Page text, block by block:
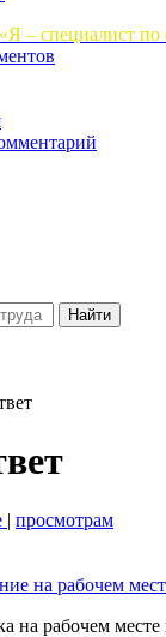
– специалист по
Найти
| просмотрам
на рабочем
на рабочем месте